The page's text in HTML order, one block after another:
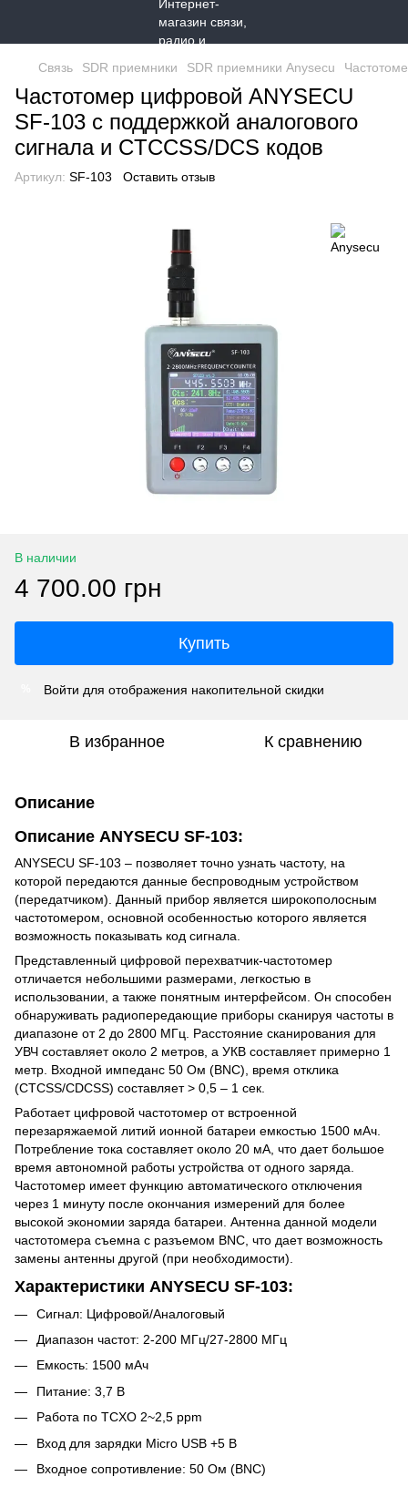
Связь SDR приемники SDR приемники Anysecu
Частотомер цифровой ANYSECU
SF-103 с поддержкой аналогового
сигнала и CTCCSS/DCS кодов
Артикул: SF-103 Оставить отзыв
В наличии
4 700.00 грн
Купить
Войти для отображения накопительной скидки
В избранное К сравнению
Описание
Описание ANYSECU SF-103:
ANYSECU SF-103 – позволяет точно узнать частоту, на
которой передаются данные беспроводным устройством
(передатчиком). Данный прибор является широкополосным
частотомером, основной особенностью которого является
возможность показывать код сигнала.
Представленный цифровой перехватчик-частотомер
отличается небольшими размерами, легкостью в
использовании, а также понятным интерфейсом. Он способен
обнаруживать радиопередающие приборы сканируя частоты в
диапазоне от 2 до 2800 МГц. Расстояние сканирования для
УВЧ составляет около 2 метров, а УКВ составляет примерно 1
метр. Входной импеданс 50 Ом (BNC), время отклика
(CTCSS/CDCSS) составляет > 0,5 – 1 сек.
Работает цифровой частотомер от встроенной
перезаряжаемой литий ионной батареи емкостью 1500 мАч.
Потребление тока составляет около 20 мА, что дает большое
время автономной работы устройства от одного заряда.
Частотомер имеет функцию автоматического отключения
через 1 минуту после окончания измерений для более
высокой экономии заряда батареи. Антенна данной модели
частотомера съемна с разъемом BNC, что дает возможность
замены антенны другой (при необходимости).
Характеристики ANYSECU SF-103:
Сигнал: Цифровой/Аналоговый
Диапазон частот: 2-200 МГц/27-2800 МГц
Емкость: 1500 мАч
Питание: 3,7 В
Работа по TCXO 2~2,5 ppm
Вход для зарядки Micro USB +5 В
Входное сопротивление: 50 Ом (BNC)